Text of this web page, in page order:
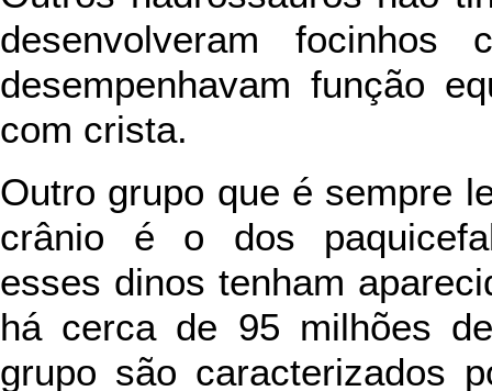
desenvolveram
desempenhavam função
com crista.
Outro grupo que é sempre
crânio é o dos
esses dinos tenham
há cerca de 95 milhões
grupo são caracterizados